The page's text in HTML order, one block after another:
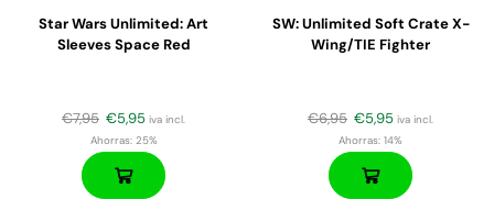
Star Wars Unlimited: Art
Sleeves Space Red
€7,95 €5,95 iva incl.
Ahorras:25%
SW: Unlimited Soft Crate X-
Wing/TIE Fighter
€6,95 €5,95 iva incl.
Ahorras: 14%